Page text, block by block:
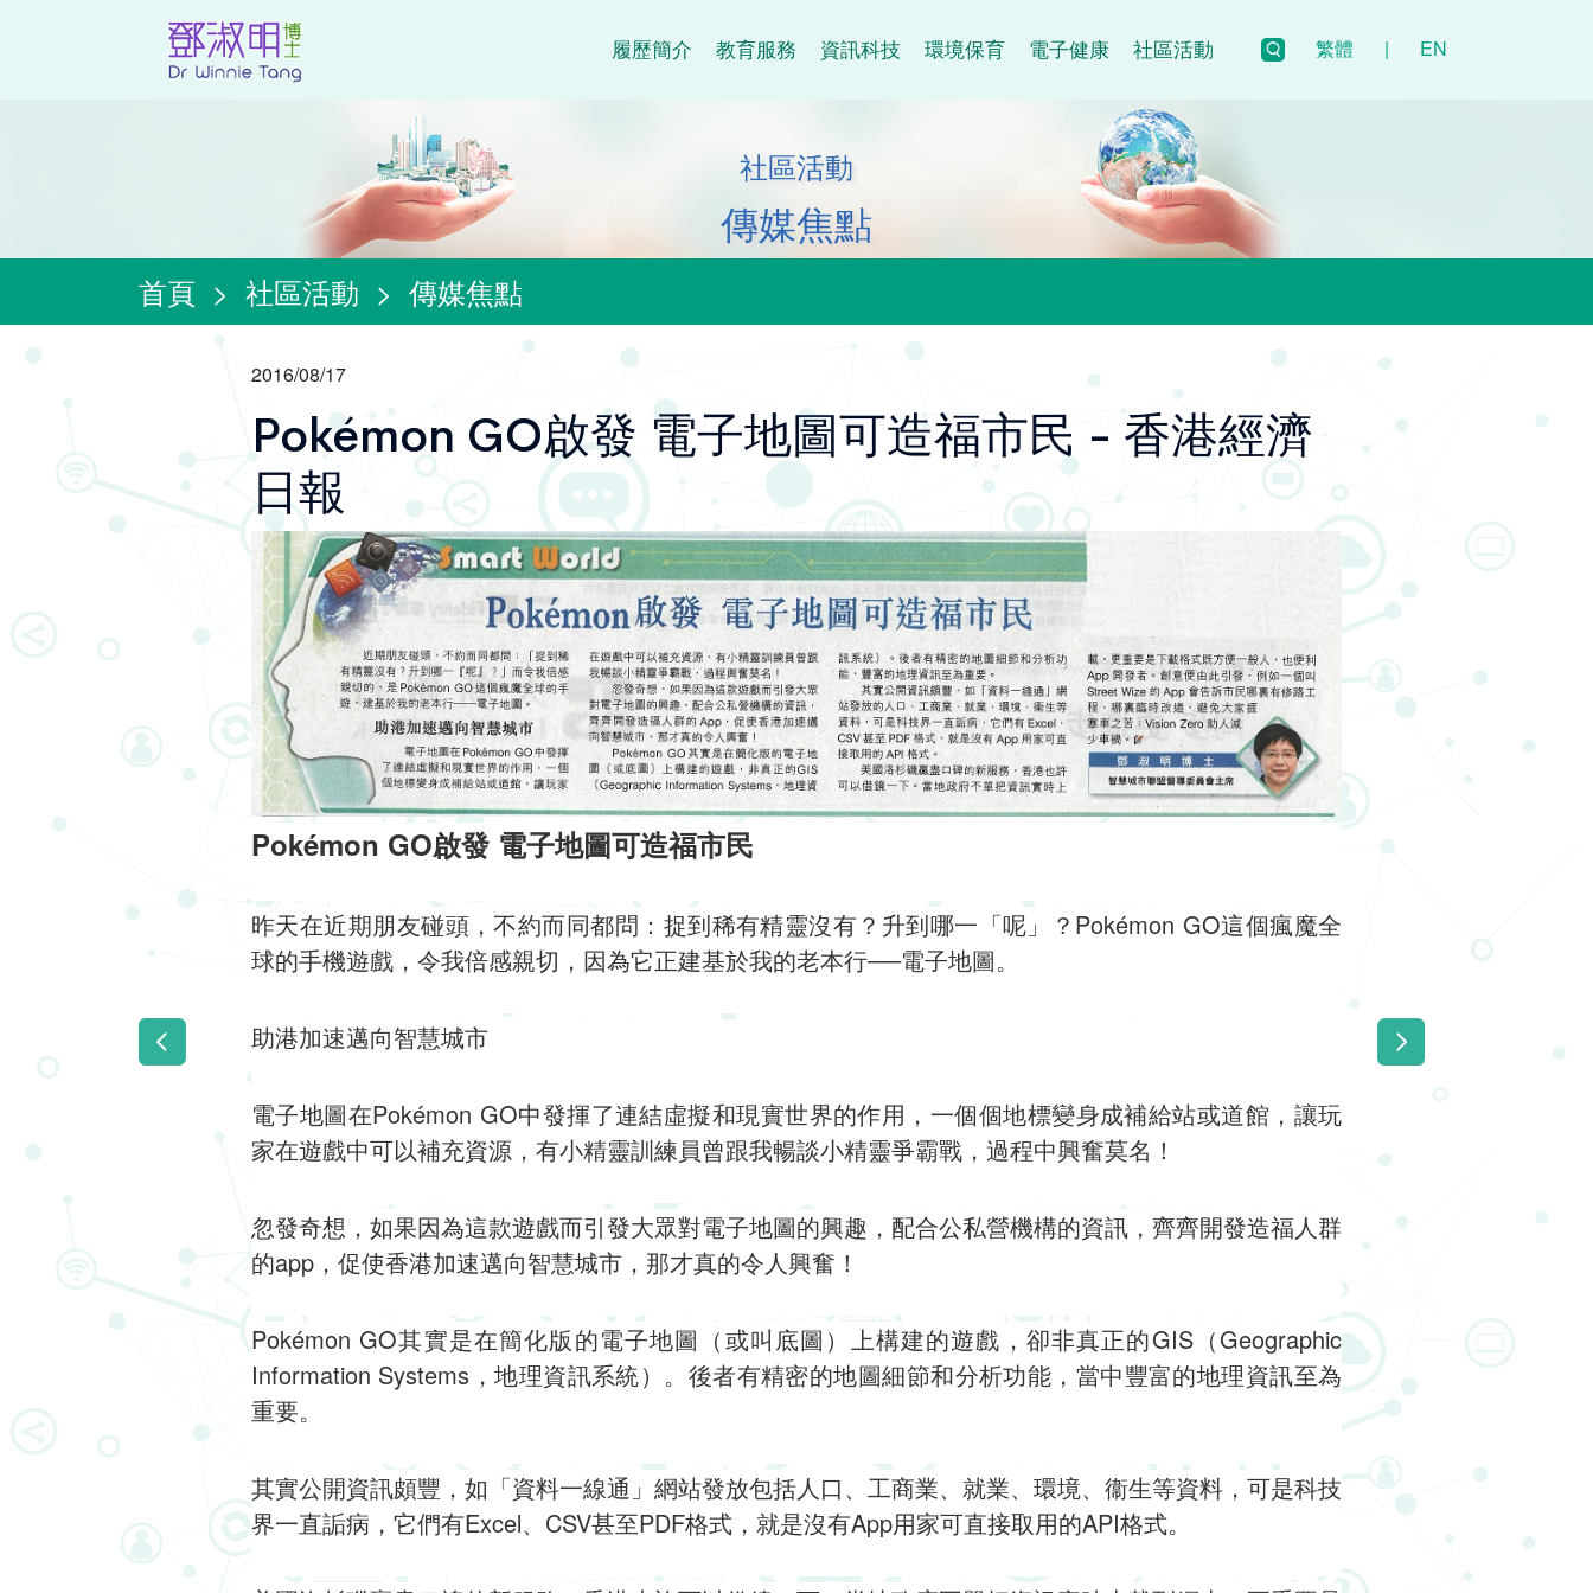
繁體 | EN
履歷簡介 教育服務 資訊科技 環境保育 電子健康 社區活動
社區活動
傳媒焦點
首頁 > 社區活動 > 傳媒焦點
2016/08/17
Pokémon GO啟發 電子地圖可造福市民 - 香港經濟
日報
Pokémon GO啟發 電子地圖可造福市民
昨天在近期朋友碰頭，不約而同都問：捉到稀有精靈沒有？升到哪一「呢」？Pokémon GO這個瘋魔全
球的手機遊戲，令我倍感親切，因為它正建基於我的老本行──電子地圖。
助港加速邁向智慧城市
電子地圖在Pokémon GO中發揮了連結虛擬和現實世界的作用，一個個地標變身成補給站或道館，讓玩
家在遊戲中可以補充資源，有小精靈訓練員曾跟我暢談小精靈爭霸戰，過程中興奮莫名！
忽發奇想，如果因為這款遊戲而引發大眾對電子地圖的興趣，配合公私營機構的資訊，齊齊開發造福人群
的app，促使香港加速邁向智慧城市，那才真的令人興奮！
Pokémon GO其實是在簡化版的電子地圖（或叫底圖）上構建的遊戲，卻非真正的GIS（Geographic
Information Systems，地理資訊系統）。後者有精密的地圖細節和分析功能，當中豐富的地理資訊至為
重要。
其實公開資訊頗豐，如「資料一線通」網站發放包括人口、工商業、就業、環境、衞生等資料，可是科技
界一直詬病，它們有Excel、CSV甚至PDF格式，就是沒有App用家可直接取用的API格式。